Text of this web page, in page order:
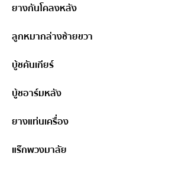
ยางกันโคลงหลัง
ลูกหมากล่างซ้ายขวา
บู้ชคันเกียร์
บู้ชอาร์มหลัง
ยางแท่นเครื่อง
แร๊กพวงมาลัย